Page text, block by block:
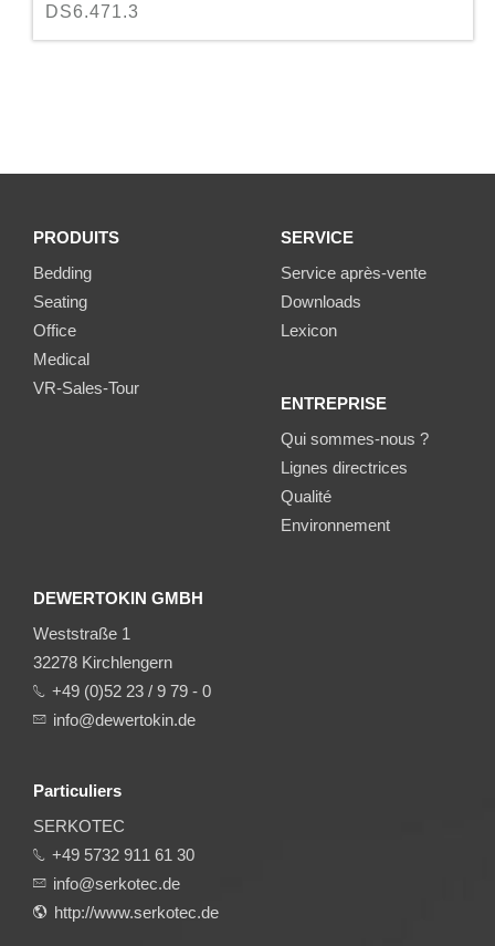
DS6.471.3
PRODUITS
Bedding
Seating
Office
Medical
VR-Sales-Tour
SERVICE
Service après-vente
Downloads
Lexicon
ENTREPRISE
Qui sommes-nous ?
Lignes directrices
Qualité
Environnement
DEWERTOKIN GMBH
Weststraße 1
32278 Kirchlengern
+49 (0)52 23 / 9 79 - 0
info@dewertokin.de
Particuliers
SERKOTEC
+49 5732 911 61 30
info@serkotec.de
http://www.serkotec.de